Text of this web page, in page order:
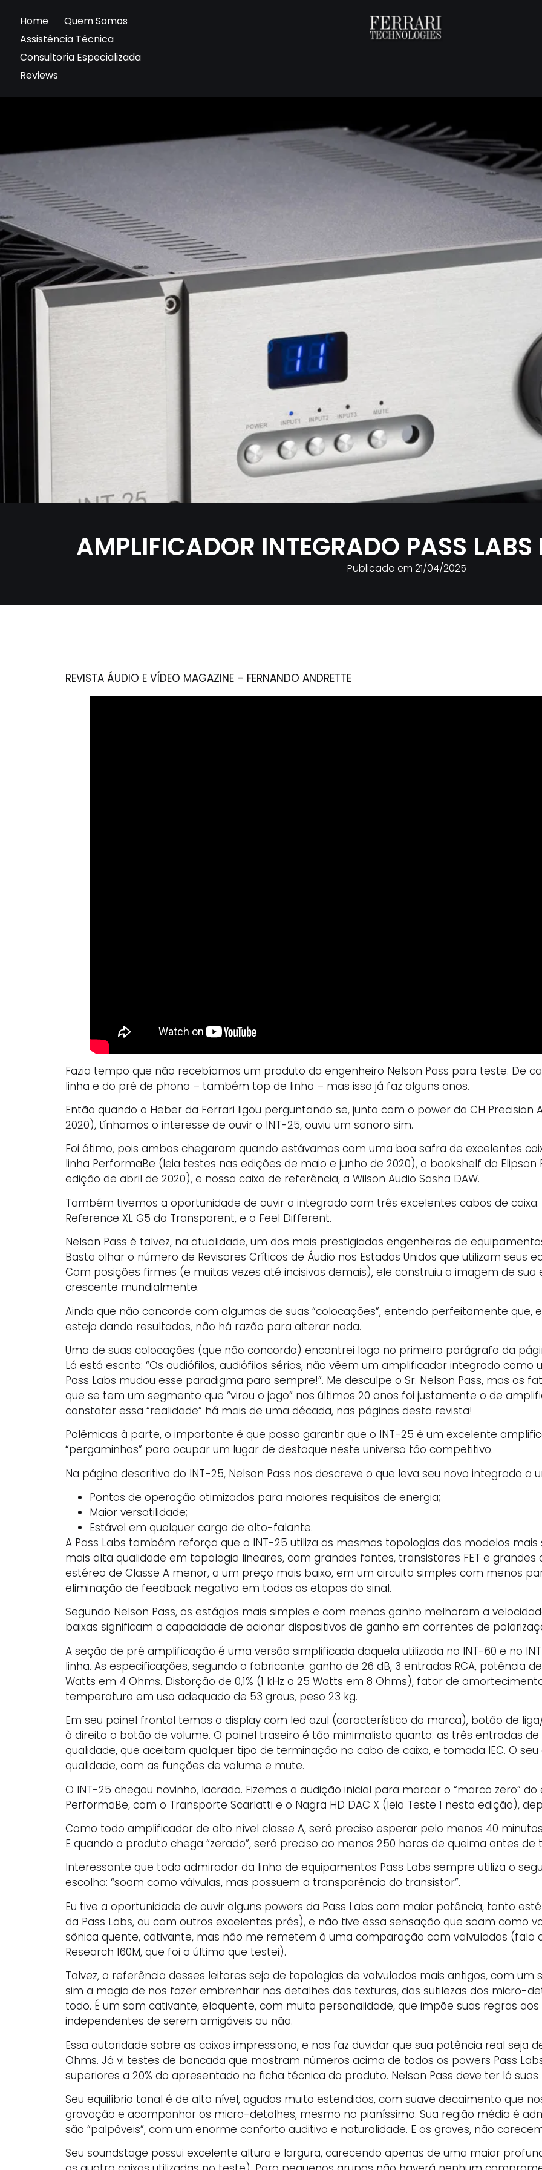
Home
Quem Somos
Assistência Técnica
Consultoria Especializada
Reviews
AMPLIFICADOR INTEGRADO PASS
Publicado em 21/04/2025
REVISTA ÁUDIO E VÍDEO MAGAZINE – FERNANDO ANDRETTE
Fazia tempo que não recebíamos um produto do engenheiro Nelson Pass para teste. De
linha e do pré de phono – também top de linha – mas isso já faz alguns anos.
Então quando o Heber da Ferrari ligou perguntando se, junto com o power da CH Precision
2020), tínhamos o interesse de ouvir o INT-25, ouviu um sonoro sim.
Foi ótimo, pois ambos chegaram quando estávamos com uma boa safra de excelentes
linha PerformaBe (leia testes nas edições de maio e junho de 2020), a bookshelf da
edição de abril de 2020), e nossa caixa de referência, a Wilson Audio Sasha DAW.
Também tivemos a oportunidade de ouvir o integrado com três excelentes cabos de caixa:
Reference XL G5 da Transparent, e o Feel Different.
Nelson Pass é talvez, na atualidade, um dos mais prestigiados engenheiros de
Basta olhar o número de Revisores Críticos de Áudio nos Estados Unidos que utilizam seus
Com posições firmes (e muitas vezes até incisivas demais), ele construiu a imagem de
crescente mundialmente.
Ainda que não concorde com algumas de suas “colocações”, entendo perfeitamente
esteja dando resultados, não há razão para alterar nada.
Uma de suas colocações (que não concordo) encontrei logo no primeiro parágrafo da
Lá está escrito: “Os audiófilos, audiófilos sérios, não vêem um amplificador integrado como
Pass Labs mudou esse paradigma para sempre!”. Me desculpe o Sr. Nelson Pass, mas os
que se tem um segmento que “virou o jogo” nos últimos 20 anos foi justamente o de
constatar essa “realidade” há mais de uma década, nas páginas desta revista!
Polêmicas à parte, o importante é que posso garantir que o INT-25 é um excelente
“pergaminhos” para ocupar um lugar de destaque neste universo tão competitivo.
Na página descritiva do INT-25, Nelson Pass nos descreve o que leva seu novo integrado
Pontos de operação otimizados para maiores requisitos de energia;
Maior versatilidade;
Estável em qualquer carga de alto-falante.
A Pass Labs também reforça que o INT-25 utiliza as mesmas topologias dos modelos
mais alta qualidade em topologia lineares, com grandes fontes, transistores FET e
estéreo de Classe A menor, a um preço mais baixo, em um circuito simples com menos
eliminação de feedback negativo em todas as etapas do sinal.
Segundo Nelson Pass, os estágios mais simples e com menos ganho melhoram a
baixas significam a capacidade de acionar dispositivos de ganho em correntes de
A seção de pré amplificação é uma versão simplificada daquela utilizada no INT-60 e no
linha. As especificações, segundo o fabricante: ganho de 26 dB, 3 entradas RCA, potência
Watts em 4 Ohms. Distorção de 0,1% (1 kHz a 25 Watts em 8 Ohms), fator de
temperatura em uso adequado de 53 graus, peso 23 kg.
Em seu painel frontal temos o display com led azul (característico da marca), botão de
à direita o botão de volume. O painel traseiro é tão minimalista quanto: as três entradas de
qualidade, que aceitam qualquer tipo de terminação no cabo de caixa, e tomada IEC. O
qualidade, com as funções de volume e mute.
O INT-25 chegou novinho, lacrado. Fizemos a audição inicial para marcar o “marco zero”
PerformaBe, com o Transporte Scarlatti e o Nagra HD DAC X (leia Teste 1 nesta edição),
Como todo amplificador de alto nível classe A, será preciso esperar pelo menos 40
E quando o produto chega “zerado”, será preciso ao menos 250 horas de queima antes de
Interessante que todo admirador da linha de equipamentos Pass Labs sempre utiliza o
escolha: “soam como válvulas, mas possuem a transparência do transistor”.
Eu tive a oportunidade de ouvir alguns powers da Pass Labs com maior potência, tanto
da Pass Labs, ou com outros excelentes prés), e não tive essa sensação que soam como
sônica quente, cativante, mas não me remetem à uma comparação com valvulados (falo
Research 160M, que foi o último que testei).
Talvez, a referência desses leitores seja de topologias de valvulados mais antigos, com um
sim a magia de nos fazer embrenhar nos detalhes das texturas, das sutilezas dos micro-
todo. É um som cativante, eloquente, com muita personalidade, que impõe suas regras
independentes de serem amigáveis ou não.
Essa autoridade sobre as caixas impressiona, e nos faz duvidar que sua potência real seja
Ohms. Já vi testes de bancada que mostram números acima de todos os powers Pass
superiores a 20% do apresentado na ficha técnica do produto. Nelson Pass deve ter lá
Seu equilíbrio tonal é de alto nível, agudos muito estendidos, com suave decaimento que
gravação e acompanhar os micro-detalhes, mesmo no pianíssimo. Sua região média é
são “palpáveis”, com um enorme conforto auditivo e naturalidade. E os graves, não
Seu soundstage possui excelente altura e largura, carecendo apenas de uma maior